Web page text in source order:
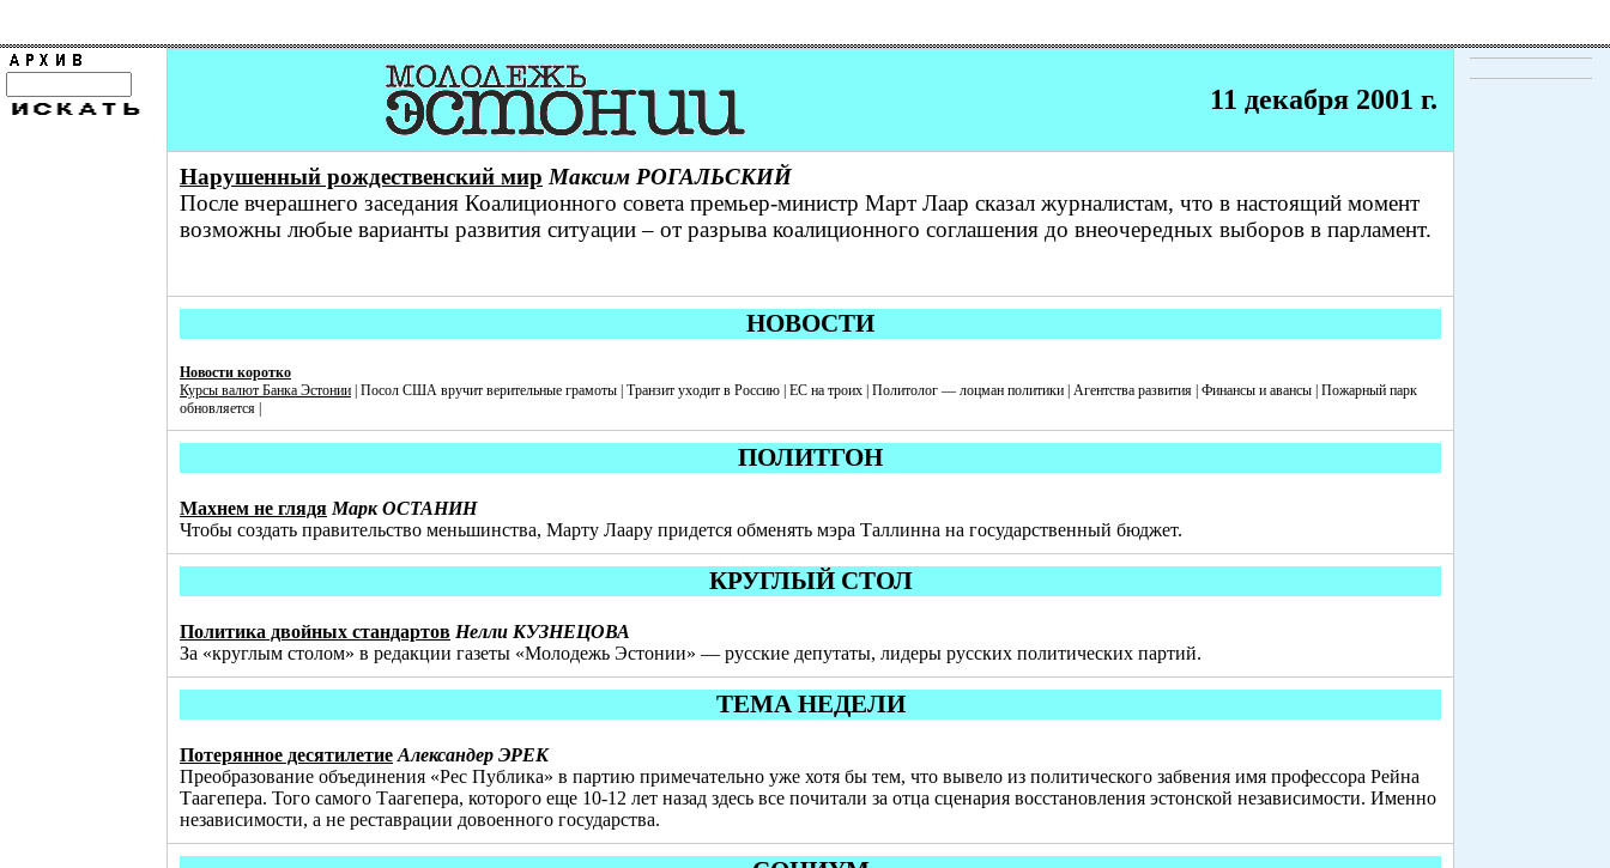
11 декабря 2001 г.
Нарушенный рождественский мир Максим РОГАЛЬСКИЙ
После вчерашнего заседания Коалиционного совета премьер-министр Март Лаар сказал журналистам, что в настоящий момент
возможны любые варианты развития ситуации – от разрыва коалиционного соглашения до внеочередных выборов в парламент.
НОВОСТИ
Новости коротко
Куpсы валют Банка Эстонии | Посол США вручит верительные грамоты | Транзит уходит в Россию | ЕС на троих | Политолог — лоцман политики | Агентства развития | Финансы и авансы | Пожарный парк
обновляется |
ПОЛИТГОН
Махнем не глядя Марк ОСТАНИН
Чтобы создать правительство меньшинства, Марту Лаару придется обменять мэра Таллинна на государственный бюджет.
КРУГЛЫЙ СТОЛ
Политика двойных стандартов Нелли КУЗНЕЦОВА
За «круглым столом» в редакции газеты «Молодежь Эстонии» — русские депутаты, лидеры русских политических партий.
ТЕМА НЕДЕЛИ
Потерянное десятилетие Александер ЭРЕК
Преобразование объединения «Рес Публика» в партию примечательно уже хотя бы тем, что вывело из политического забвения имя профессора Рейна
Таагепера. Того самого Таагепера, которого еще 10-12 лет назад здесь все почитали за отца сценария восстановления эстонской независимости. Именно
независимости, а не реставрации довоенного государства.